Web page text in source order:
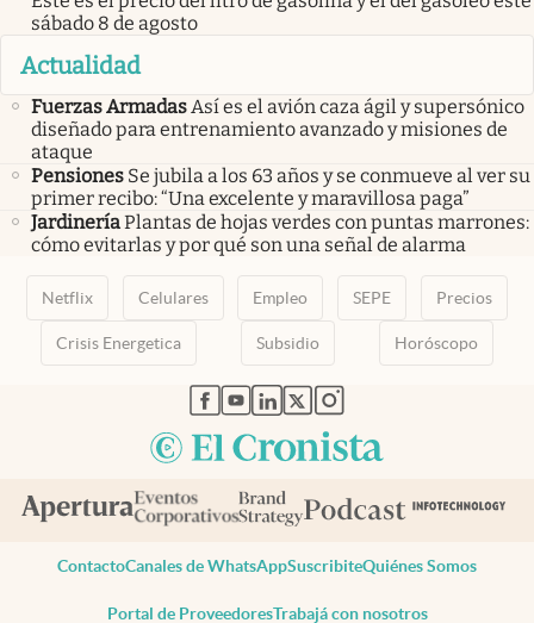
sábado 8 de agosto
Actualidad
Fuerzas ArmadasAsí es el avión caza ágil y supersónico
diseñado para entrenamiento avanzado y misiones de
ataque
Pensiones Se jubila a los 63 años y se conmueve al ver su
primer recibo: “Una excelente y maravillosa paga”
JardineríaPlantas de hojas verdes con puntas marrones:
cómo evitarlas y por qué son una señal de alarma
Netflix Celulares Empleo SEPE Precios
Crisis Energetica Subsidio Horóscopo
abre en nueva pestaña
abre en nueva pestaña
abre en nueva pestaña
abre en nueva pestaña
abre en nueva pestaña
ContactoCanales de WhatsAppSuscribiteQuiénes Somos
Portal de ProveedoresTrabajá con nosotros